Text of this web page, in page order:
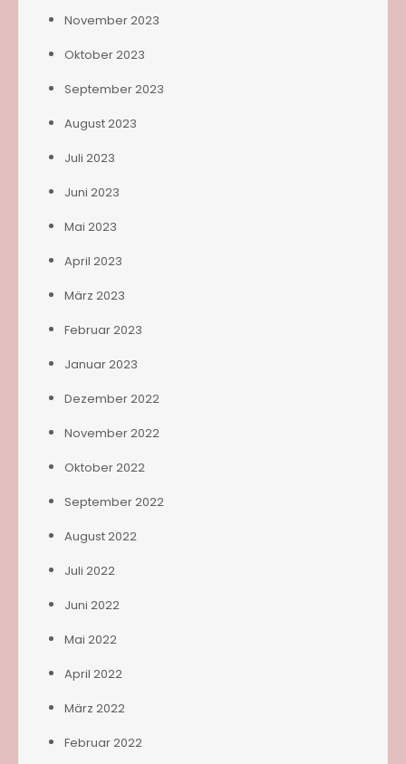
November 2023
Oktober 2023
September 2023
August 2023
Juli 2023
Juni 2023
Mai 2023
April 2023
März 2023
Februar 2023
Januar 2023
Dezember 2022
November 2022
Oktober 2022
September 2022
August 2022
Juli 2022
Juni 2022
Mai 2022
April 2022
März 2022
Februar 2022